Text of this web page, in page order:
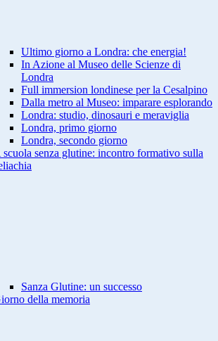
Ultimo giorno a Londra: che energia!
In Azione al Museo delle Scienze di
Londra
Full immersion londinese per la Cesalpino
Dalla metro al Museo: imparare esplorando
Londra: studio, dinosauri e meraviglia
Londra, primo giorno
Londra, secondo giorno
scuola senza glutine: incontro formativo sulla
Sanza Glutine: un successo
della memoria